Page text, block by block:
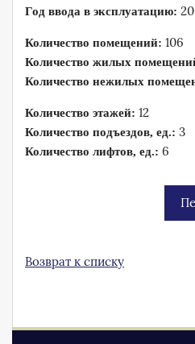
Год ввода в эксплуатацию:
Количество помещений: 106
Количество жилых
Количество нежилых
Количество этажей: 12
Количество подъездов, ед.: 3
Количество лифтов, ед.: 6
Возврат к списку